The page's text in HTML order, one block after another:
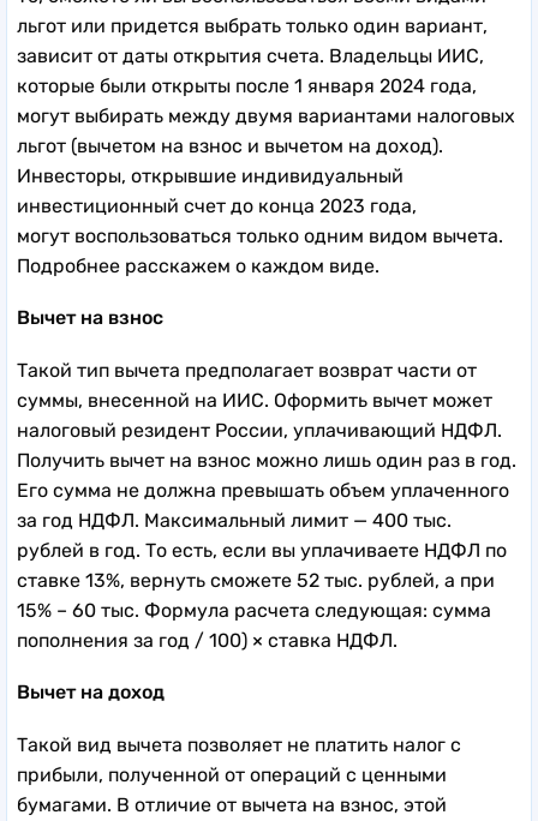
льгот или придется выбрать только один вариант,
зависит от даты открытия счета. Владельцы ИИС,
которые были открыты после 1 января 2024 года,
могут выбирать между двумя вариантами налоговых
льгот (вычетом на взнос и вычетом на доход).
Инвесторы, открывшие индивидуальный
инвестиционный счет до конца 2023 года,
могут воспользоваться только одним видом вычета.
Подробнее расскажем о каждом виде.
Вычет на взнос
Такой тип вычета предполагает возврат части от
суммы, внесенной на ИИС. Оформить вычет может
налоговый резидент России, уплачивающий НДФЛ.
Получить вычет на взнос можно лишь один раз в год.
Его сумма не должна превышать объем уплаченного
за год НДФЛ. Максимальный лимит — 400 тыс.
рублей в год. То есть, если вы уплачиваете НДФЛ по
ставке 13%, вернуть сможете 52 тыс. рублей, а при
15% – 60 тыс. Формула расчета следующая: сумма
пополнения за год / 100) × ставка НДФЛ.
Вычет на доход
Такой вид вычета позволяет не платить налог с
прибыли, полученной от операций с ценными
бумагами. В отличие от вычета на взнос, этой